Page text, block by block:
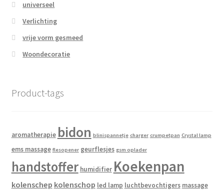
universeel
Verlichting
vrije vorm gesmeed
Woondecoratie
Product-tags
aromatherapie bidon blinispannetje charger crumpetpan Crystal lamp
ems massage flesopener geurflesjes gsm oplader
handstoffer humidifier Koekenpan
kolenschep kolenschop led lamp luchtbevochtigers massage